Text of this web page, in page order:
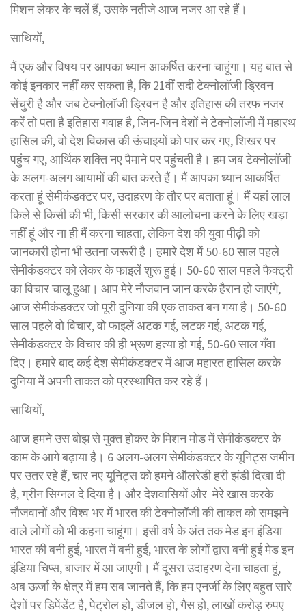
मिशन लेकर के चलें हैं, उसके नतीजे आज नजर आ रहे हैं।
साथियों,
मैं एक और विषय पर आपका ध्यान आकर्षित करना चाहूंगा। यह बात से
कोई इनकार नहीं कर सकता है, कि 21वीं सदी टेक्नोलॉजी ड्रिवन
सेंचुरी है और जब टेक्नोलॉजी ड्रिवन है और इतिहास की तरफ नजर
करें तो पता है इतिहास गवाह है, जिन-जिन देशों ने टेक्नोलॉजी में महारथ
हासिल की, वो देश विकास की ऊंचाइयों को पार कर गए, शिखर पर
पहुंच गए, आर्थिक शक्ति नए पैमाने पर पहुंचती है। हम जब टेक्नोलॉजी
के अलग-अलग आयामों की बात करते हैं। मैं आपका ध्यान आकर्षित
करता हूं सेमीकंडक्टर पर, उदाहरण के तौर पर बताता हूं। मैं यहां लाल
किले से किसी की भी, किसी सरकार की आलोचना करने के लिए खड़ा
नहीं हूं और ना ही मैं करना चाहता, लेकिन देश की युवा पीढ़ी को
जानकारी होना भी उतना जरूरी है। हमारे देश में 50-60 साल पहले
सेमीकंडक्टर को लेकर के फाइलें शुरू हुई। 50-60 साल पहले फैक्ट्री
का विचार चालू हुआ। आप मेरे नौजवान जान करके हैरान हो जाएंगे,
आज सेमीकंडक्टर जो पूरी दुनिया की एक ताकत बन गया है। 50-60
साल पहले वो विचार, वो फाइलें अटक गई, लटक गई, अटक गई,
सेमीकंडक्टर के विचार की ही भ्रूण हत्या हो गई, 50-60 साल गँवा
दिए। हमारे बाद कई देश सेमीकंडक्टर में आज महारत हासिल करके
दुनिया में अपनी ताकत को प्रस्थापित कर रहे हैं।
साथियों,
आज हमने उस बोझ से मुक्त होकर के मिशन मोड में सेमीकंडक्टर के
काम के आगे बढ़ाया है। 6 अलग-अलग सेमीकंडक्टर के यूनिट्स जमीन
पर उतर रहे हैं, चार नए यूनिट्स को हमने ऑलरेडी हरी झंडी दिखा दी
है, ग्रीन सिग्नल दे दिया है। और देशवासियों और मेरे खास करके
नौजवानों और विश्व भर में भारत की टेक्नोलॉजी की ताकत को समझने
वाले लोगों को भी कहना चाहूंगा। इसी वर्ष के अंत तक मेड इन इंडिया
भारत की बनी हुई, भारत में बनी हुई, भारत के लोगों द्वारा बनी हुई मेड इन
इंडिया चिप्स, बाजार में आ जाएगी। मैं दूसरा उदाहरण देना चाहता हूं,
अब ऊर्जा के क्षेत्र में हम सब जानते हैं, कि हम एनर्जी के लिए बहुत सारे
देशों पर डिपेंडेंट है, पेट्रोल हो, डीजल हो, गैस हो, लाखों करोड़ रुपए